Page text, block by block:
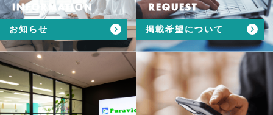
INFORMATION
お知らせ
REQUEST
掲載希望について